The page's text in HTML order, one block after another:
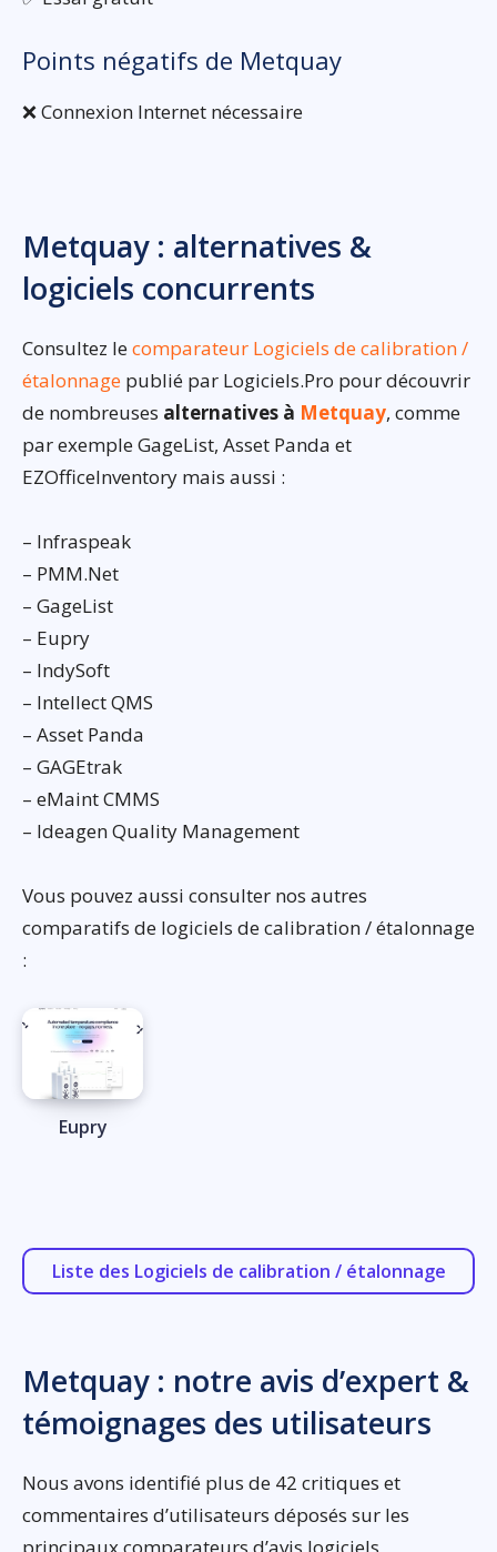
Points négatifs de Metquay
❌ Connexion Internet nécessaire
Metquay : alternatives &
logiciels concurrents
Consultez lecomparateur Logiciels de calibration /
étalonnage publié par Logiciels.Pro pour découvrir
de nombreuses alternatives à Metquay, comme
par exemple GageList, Asset Panda et
EZOfficeInventory mais aussi :
– Infraspeak
– PMM.Net
– GageList
– Eupry
– IndySoft
– Intellect QMS
– Asset Panda
– GAGEtrak
– eMaint CMMS
– Ideagen Quality Management
Vous pouvez aussi consulter nos autres
comparatifs de logiciels de calibration / étalonnage
:
Eupry
Liste des Logiciels de calibration / étalonnage
Metquay : notre avis d’expert &
témoignages des utilisateurs
Nous avons identifié plus de 42 critiques et
commentaires d’utilisateurs déposés sur les